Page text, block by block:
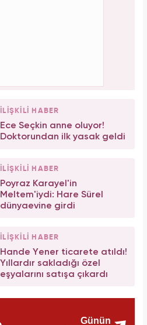
İLİŞKİLİ HABER
Ece Seçkin anne oluyor!
Doktorundan ilk yasak geldi
İLİŞKİLİ HABER
Poyraz Karayel'in
Meltem'iydi: Hare Sürel
dünyaevine girdi
İLİŞKİLİ HABER
Hande Yener ticarete atıldı!
Yıllardır sakladığı özel
eşyalarını satışa çıkardı